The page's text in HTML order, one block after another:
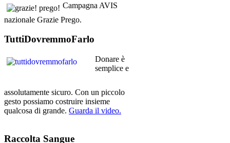
Campagna AVIS
nazionale Grazie Prego.
TuttiDovremmoFarlo
Donare è
semplice e
assolutamente sicuro. Con un piccolo
gesto possiamo costruire insieme
qualcosa di grande. Guarda il video.
Raccolta Sangue